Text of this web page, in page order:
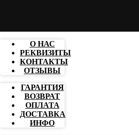
О НАС
РЕКВИЗИТЫ
КОНТАКТЫ
ОТЗЫВЫ
ГАРАНТИЯ
ВОЗВРАТ
ОПЛАТА
ДОСТАВКА
ИНФО